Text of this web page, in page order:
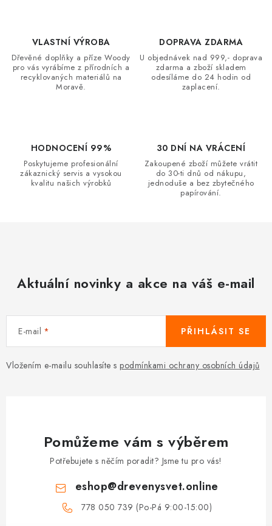
VLASTNÍ VÝROBA
Dřevěné doplňky a příze Woody
pro vás vyrábíme z přírodních a
recyklovaných materiálů na
Moravě.
DOPRAVA ZDARMA
U objednávek nad 999,- doprava
zdarma a zboží skladem
odesíláme do 24 hodin od
zaplacení.
HODNOCENÍ 99%
Poskytujeme profesionální
zákaznický servis a vysokou
kvalitu našich výrobků
30 DNÍ NA VRÁCENÍ
Zakoupené zboží můžete vrátit
do 30-ti dnů od nákupu,
jednoduše a bez zbytečného
papírování.
Aktuální novinky a akce na váš e-mail
E-mail
Vložením e-mailu souhlasíte s podmínkami ochrany osobních údajů
PŘIHLÁSIT SE
Pomůžeme vám s výběrem
Potřebujete s něčím poradit? Jsme tu pro vás!
eshop@drevenysvet.online
778 050 739 (Po-Pá 9:00-15:00)